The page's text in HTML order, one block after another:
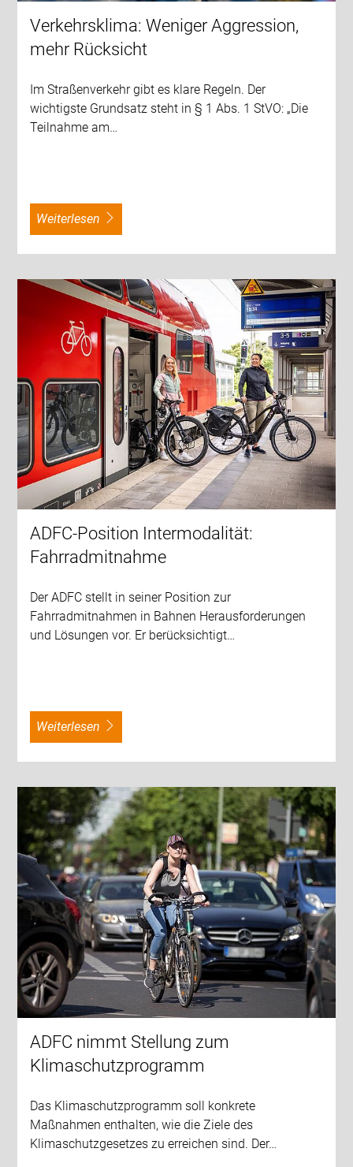
Verkehrsklima: Weniger Aggression,
mehr Rücksicht
Im Straßenverkehr gibt es klare Regeln. Der
wichtigste Grundsatz steht in § 1 Abs. 1 StVO: „Die
Teilnahme am…
weiterlesen
ADFC-Position Intermodalität:
Fahrradmitnahme
Der ADFC stellt in seiner Position zur
Fahrradmitnahmen in Bahnen Herausforderungen
und Lösungen vor. Er berücksichtigt…
weiterlesen
ADFC nimmt Stellung zum
Klimaschutzprogramm
Das Klimaschutzprogramm soll konkrete
Maßnahmen enthalten, wie die Ziele des
Klimaschutzgesetzes zu erreichen sind. Der…